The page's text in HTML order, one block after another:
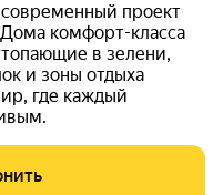
проект
комфорт-класса
в зелени,
и зоны отдыха
где каждый